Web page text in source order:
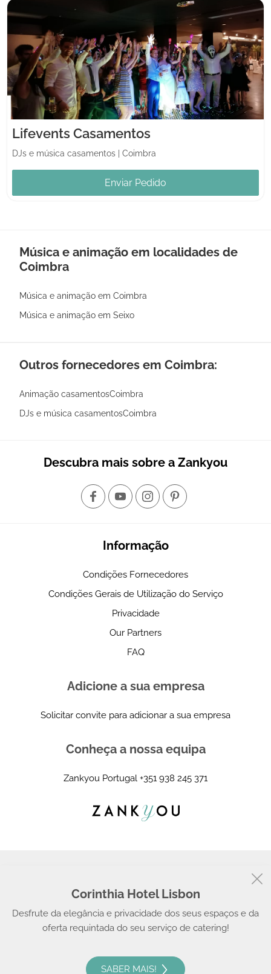
Lifevents Casamentos
DJs e música casamentos Coimbra
Enviar Pedido
Corinthia Hotel Lisbon
Desfrute da elegância e privacidade dos seus espaços e da
oferta requintada do seu serviço de catering!
SABER MAIS!
Música e animação em localidades de
Coimbra
Música e animação em Coimbra
Música e animação em Seixo
Outros fornecedores em Coimbra:
Animação casamentosCoimbra
DJs e música casamentosCoimbra
Descubra mais sobre a Zankyou
Informação
Condições Fornecedores
Condições Gerais de Utilização do Serviço
Privacidade
Our Partners
FAQ
Adicione a sua empresa
Solicitar convite para adicionar a sua empresa
Conheça a nossa equipa
Zankyou Portugal +351 938 245 371
© 2008 - 2026, Zankyou